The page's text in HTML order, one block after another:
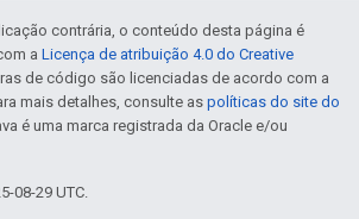
contrária, o conteúdo desta página é
a Licença de atribuição 4.0 do Creative
de código são licenciadas de acordo com a
mais detalhes, consulte as políticas do site do
é uma marca registrada da Oracle e/ou
08-29 UTC.